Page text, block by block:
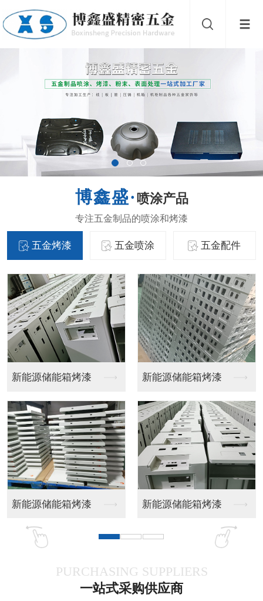
喷涂产品
五金烤漆 五金喷涂 五金配件
机柜喷涂 机柜喷涂
机柜喷涂 机柜喷涂
PURCHASING SUPPLIERS
一站式采购供应商